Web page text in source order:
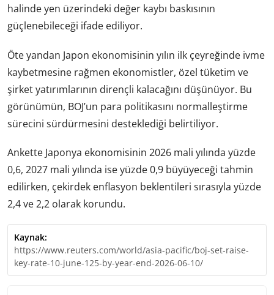
halinde yen üzerindeki değer kaybı baskısının
güçlenebileceği ifade ediliyor.
Öte yandan Japon ekonomisinin yılın ilk çeyreğinde ivme
kaybetmesine rağmen ekonomistler, özel tüketim ve
şirket yatırımlarının dirençli kalacağını düşünüyor. Bu
görünümün, BOJ’un para politikasını normalleştirme
sürecini sürdürmesini desteklediği belirtiliyor.
Ankette Japonya ekonomisinin 2026 mali yılında yüzde
0,6, 2027 mali yılında ise yüzde 0,9 büyüyeceği tahmin
edilirken, çekirdek enflasyon beklentileri sırasıyla yüzde
2,4 ve 2,2 olarak korundu.
Kaynak:
https://www.reuters.com/world/asia-pacific/boj-set-raise-
key-rate-10-june-125-by-year-end-2026-06-10/